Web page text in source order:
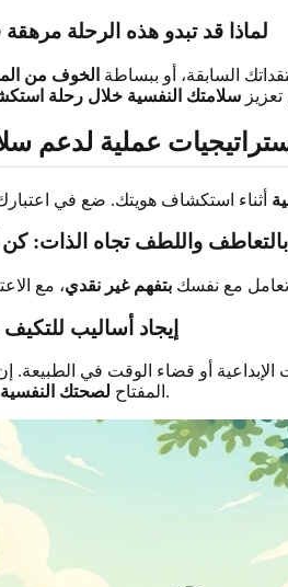
لماذا قد تبدو هذه الرحلة
السابقة، أو ببساطة الخوف من
سلامتك النفسية خلال رحلة
عملية لدعم
واللطف تجاه الذات:
تعامل مع نفسك بتفهم غير نقدي
إيجاد أساليب للتكيف
أو قضاء الوقت في الطبيعة.
المفتاح لصحتك النفسية .